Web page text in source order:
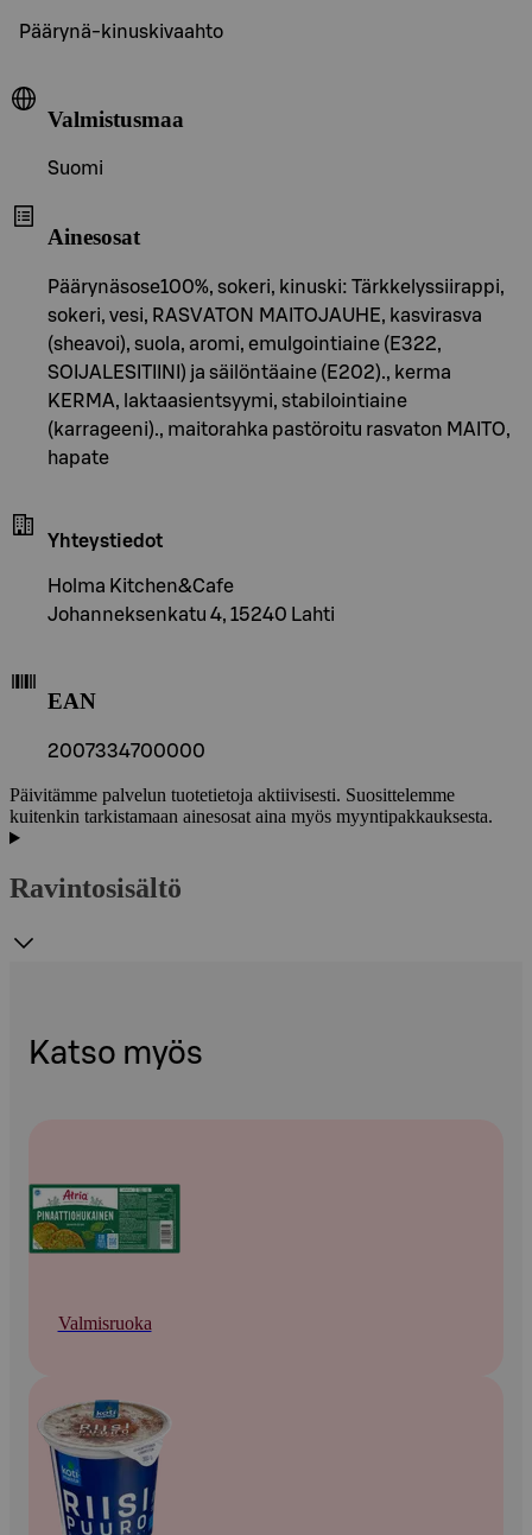
Päärynä-kinuskivaahto
Valmistusmaa
Suomi
Ainesosat
Päärynäsose100%, sokeri, kinuski: Tärkkelyssiirappi,
sokeri, vesi, RASVATON MAITOJAUHE, kasvirasva
(sheavoi), suola, aromi, emulgointiaine (E322,
SOIJALESITIINI) ja säilöntäaine (E202)., kerma
KERMA, laktaasientsyymi, stabilointiaine
(karrageeni)., maitorahka pastöroitu rasvaton MAITO,
hapate
Yhteystiedot
Holma Kitchen&Cafe
Johanneksenkatu 4, 15240 Lahti
EAN
2007334700000
Päivitämme palvelun tuotetietoja aktiivisesti. Suosittelemme
kuitenkin tarkistamaan ainesosat aina myös myyntipakkauksesta.
Ravintosisältö
Katso myös
Valmisruoka